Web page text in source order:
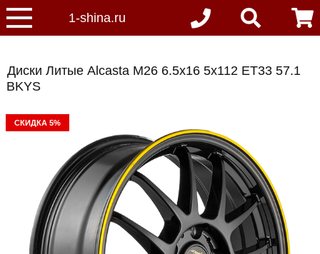
Диски Литые Alcasta M26 6.5x16 5x112 ET33 57.1
BKYS
СКИДКА 5%